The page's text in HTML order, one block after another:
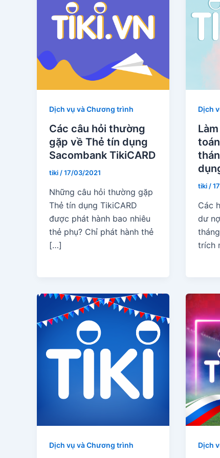
Dịch vụ và Chương trình
Các câu hỏi thường
gặp về Thẻ tín dụng
Sacombank TikiCARD
tiki/17/03/2021
Những câu hỏi thường gặp
Thẻ tín dụng TikiCARD
được phát hành bao nhiêu
thẻ phụ? Chỉ phát hành thẻ
[…]
Dịch
tiki/
Các
dư
trích
Dịch vụ và Chương trình Dịch